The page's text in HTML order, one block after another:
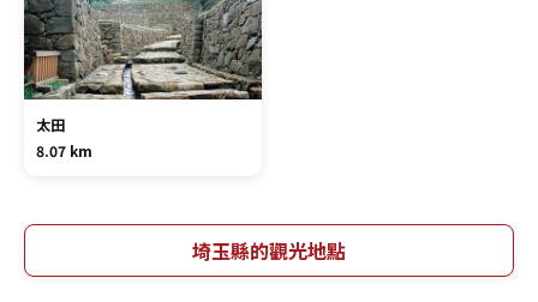
太田
8.07 km
埼玉縣的觀光地點